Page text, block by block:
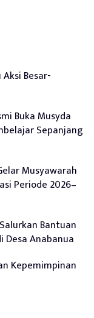
Besar-
Buka Musyda
Sepanjang
Musyawarah
Periode 2026–
Bantuan
Desa Anabanua
Kepemimpinan